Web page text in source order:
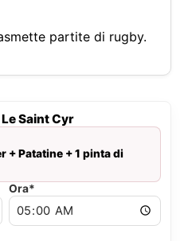
partite di rugby.
Saint Cyr
+ Patatine + 1 pinta di
Ora*